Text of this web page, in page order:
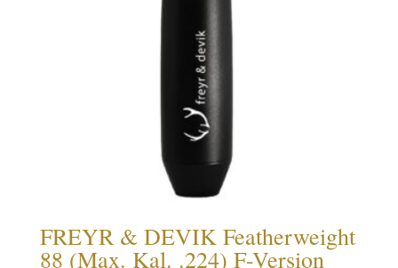
FREYR & DEVIK Featherweight
88 (Max. Kal. .224) F-Version